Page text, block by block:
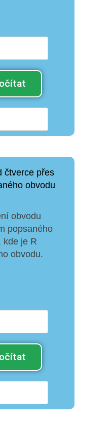
čtverce přes
obvodu
obvodu
popsaného
kde je R
obvodu.